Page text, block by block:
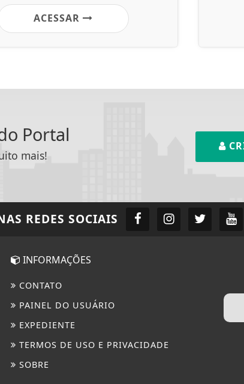
ACESSAR
Portal
mais!
REDES SOCIAIS
INFORMAÇÕES
CONTATO
PAINEL DO USUÁRIO
EXPEDIENTE
TERMOS DE USO E PRIVACIDADE
SOBRE